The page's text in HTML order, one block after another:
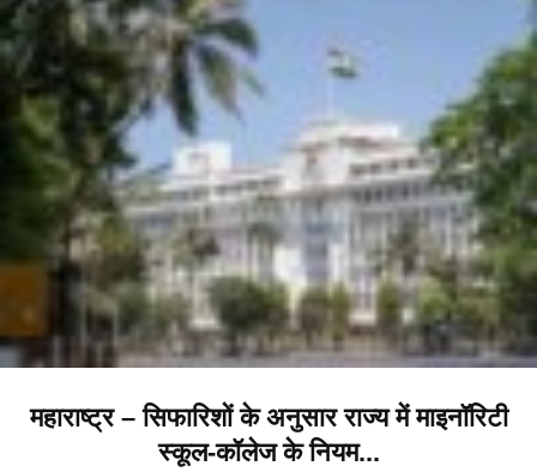
महाराष्ट्र – सिफारिशों के अनुसार राज्य में माइनॉरिटी
स्कूल-कॉलेज के नियम...